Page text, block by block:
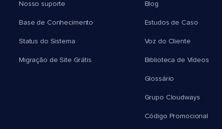
Nosso suporte
Base de Conhecimento
Status do Sistema
Migração de Site Grátis
Blog
Estudos de Caso
Voz do Cliente
Biblioteca de Vídeos
Glossário
Grupo Cloudways
Código Promocional